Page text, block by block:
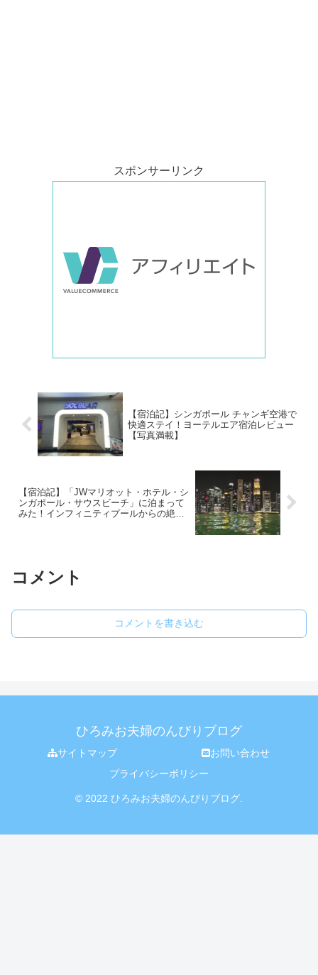
スポンサーリンク
【宿泊記】シンガポール チャンギ空港で
快適ステイ！ヨーテルエア宿泊レビュー
【写真満載】
【宿泊記】「JWマリオット・ホテル・シ
ンガポール・サウスビーチ」に泊まって
みた！インフィニティプールからの絶景
コメント
コメントを書き込む
ひろみお夫婦のんびりブログ
サイトマップ
お問い合わせ
プライバシーポリシー
© 2022 ひろみお夫婦のんびりブログ.